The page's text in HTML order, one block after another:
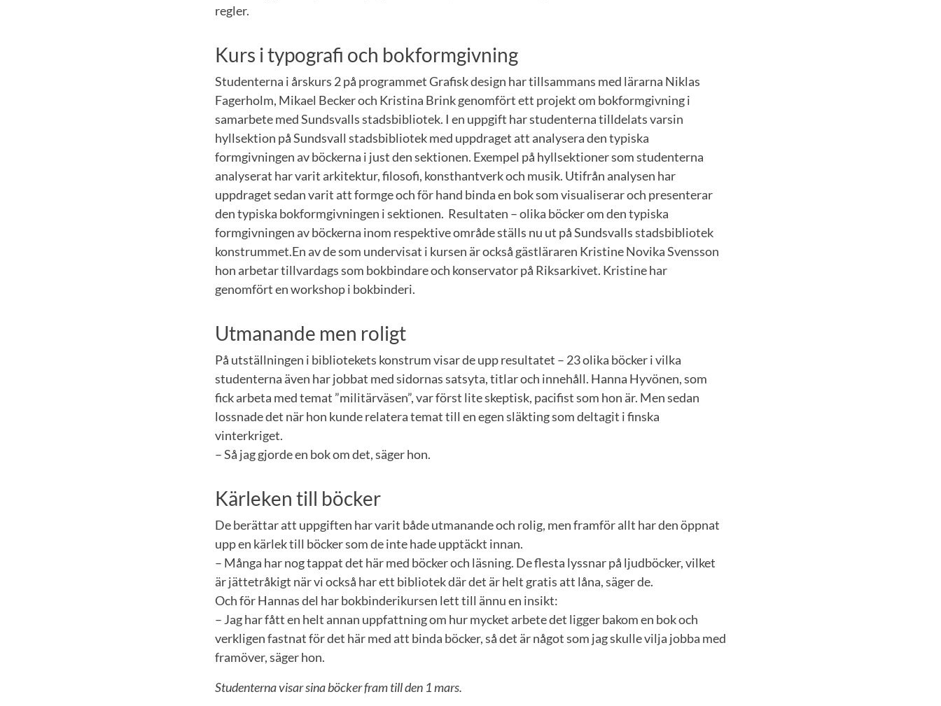
regler.
Kurs i typografi och bokformgivning
Studenterna i årskurs 2 på programmet Grafisk design har tillsammans med lärarna Niklas
Fagerholm, Mikael Becker och Kristina Brink genomfört ett projekt om bokformgivning i
samarbete med Sundsvalls stadsbibliotek. I en uppgift har studenterna tilldelats varsin
hyllsektion på Sundsvall stadsbibliotek med uppdraget att analysera den typiska
formgivningen av böckerna i just den sektionen. Exempel på hyllsektioner som studenterna
analyserat har varit arkitektur, filosofi, konsthantverk och musik. Utifrån analysen har
uppdraget sedan varit att formge och för hand binda en bok som visualiserar och presenterar
den typiska bokformgivningen i sektionen. Resultaten – olika böcker om den typiska
formgivningen av böckerna inom respektive område ställs nu ut på Sundsvalls stadsbibliotek
konstrummet.En av de som undervisat i kursen är också gästläraren Kristine Novika Svensson
hon arbetar tillvardags som bokbindare och konservator på Riksarkivet. Kristine har
genomfört en workshop i bokbinderi.
Utmanande men roligt
På utställningen i bibliotekets konstrum visar de upp resultatet – 23 olika böcker i vilka
studenterna även har jobbat med sidornas satsyta, titlar och innehåll. Hanna Hyvönen, som
fick arbeta med temat ”militärväsen”, var först lite skeptisk, pacifist som hon är. Men sedan
lossnade det när hon kunde relatera temat till en egen släkting som deltagit i finska
vinterkriget.
– Så jag gjorde en bok om det, säger hon.
Kärleken till böcker
De berättar att uppgiften har varit både utmanande och rolig, men framför allt har den öppnat
upp en kärlek till böcker som de inte hade upptäckt innan.
– Många har nog tappat det här med böcker och läsning. De flesta lyssnar på ljudböcker, vilket
är jättetråkigt när vi också har ett bibliotek där det är helt gratis att låna, säger de.
Och för Hannas del har bokbinderikursen lett till ännu en insikt:
– Jag har fått en helt annan uppfattning om hur mycket arbete det ligger bakom en bok och
verkligen fastnat för det här med att binda böcker, så det är något som jag skulle vilja jobba med
framöver, säger hon.
Studenterna visar sina böcker fram till den 1 mars.